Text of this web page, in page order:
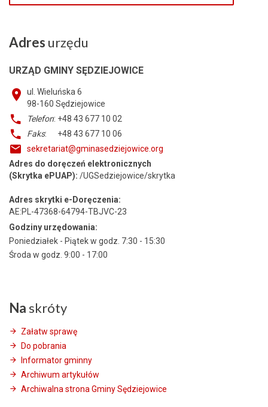
Adres urzędu
URZĄD GMINY SĘDZIEJOWICE
ul. Wieluńska 6
98-160 Sędziejowice
Telefon: +48 43 677 10 02
Faks: +48 43 677 10 06
sekretariat@gminasedziejowice.org
Adres do doręczeń elektronicznych
(Skrytka ePUAP): /UGSedziejowice/skrytka
Adres skrytki e-Doręczenia:
AE:PL-47368-64794-TBJVC-23
Godziny urzędowania:
Poniedziałek - Piątek w godz. 7:30 - 15:30
Środa w godz. 9:00 - 17:00
Na skróty
Załatw sprawę
Do pobrania
Informator gminny
Archiwum artykułów
Archiwalna strona Gminy Sędziejowice